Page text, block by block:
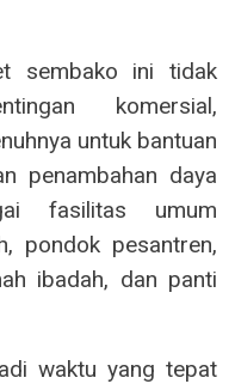
sembako ini tidak
komersial,
untuk bantuan
penambahan daya
fasilitas umum
pondok pesantren,
ibadah, dan panti
waktu yang tepat